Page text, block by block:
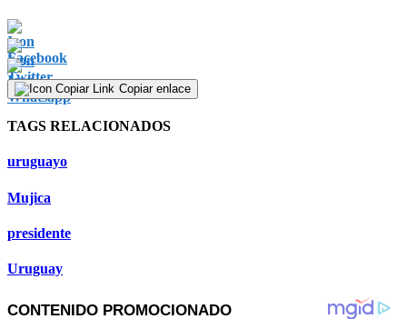
Copiar enlace
TAGS RELACIONADOS
uruguayo
Mujica
presidente
Uruguay